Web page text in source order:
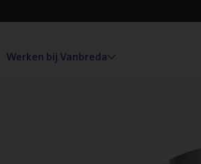
Werken bij Vanbreda